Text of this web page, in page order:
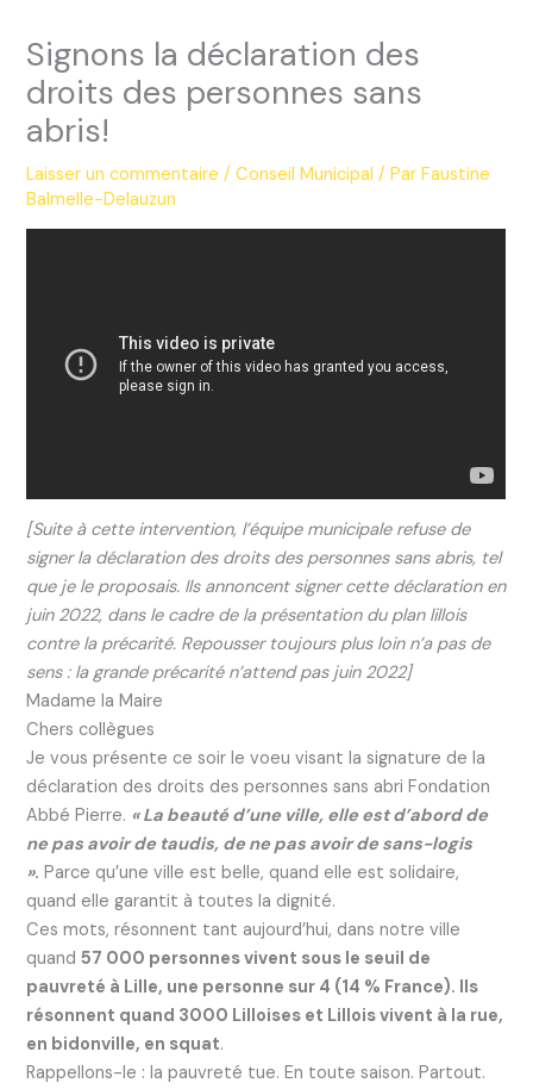
Signons la déclaration des
droits des personnes sans
abris!
Laisser un commentaire /Conseil Municipal / ParFaustine
Balmelle-Delauzun
[Suite à cette intervention, l’équipe municipale refuse de
signer la déclaration des droits des personnes sans abris, tel
que je le proposais. Ils annoncent signer cette déclaration en
juin 2022, dans le cadre de la présentation du plan lillois
contre la précarité. Repousser toujours plus loin n’a pas de
sens : la grande précarité n’attend pas juin 2022]
Madame la Maire
Chers collègues
Je vous présente ce soir le voeu visant la signature de la
déclaration des droits des personnes sans abri Fondation
Abbé Pierre. « La beauté d’une ville, elle est d’abord de
ne pas avoir de taudis, de ne pas avoir de sans-logis
». Parce qu’une ville est belle, quand elle est solidaire,
quand elle garantit à toutes la dignité.
Ces mots, résonnent tant aujourd’hui, dans notre ville
quand57 000 personnes vivent sous le seuil de
pauvreté à Lille, une personne sur 4 (14 % France). Ils
résonnent quand 3000 Lilloises et Lillois vivent à la rue,
en bidonville, en squat.
Rappellons-le : la pauvreté tue. En toute saison. Partout.